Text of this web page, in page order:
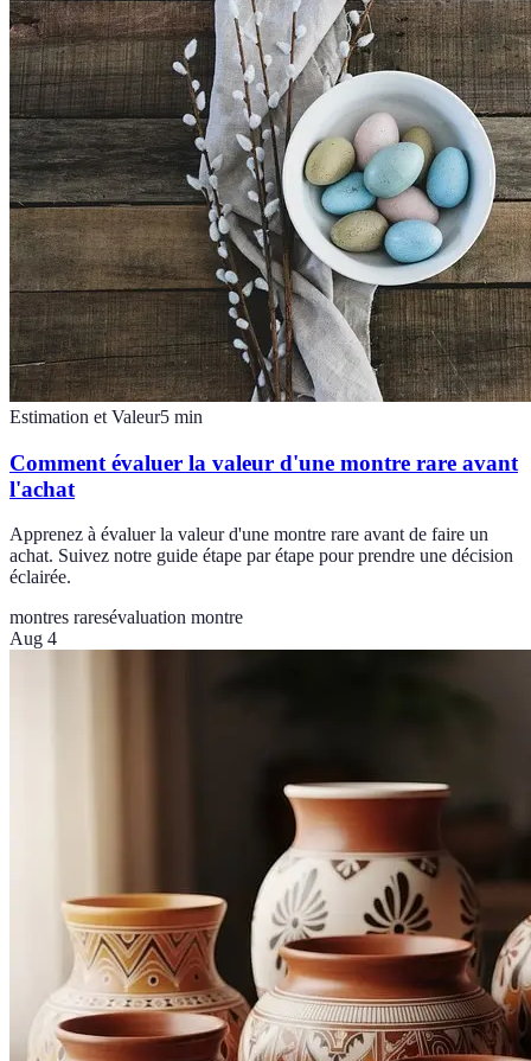
Estimation et Valeur5 min
Comment évaluer la valeur d'une montre rare avant
l'achat
Apprenez à évaluer la valeur d'une montre rare avant de faire un
achat. Suivez notre guide étape par étape pour prendre une décision
éclairée.
montres raresévaluation montre
Aug 4